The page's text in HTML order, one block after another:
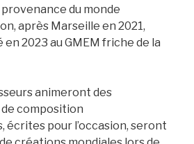
du monde
après Marseille en 2021,
2023 au GMEM friche de la
animeront des
composition
écrites pour l’occasion, seront